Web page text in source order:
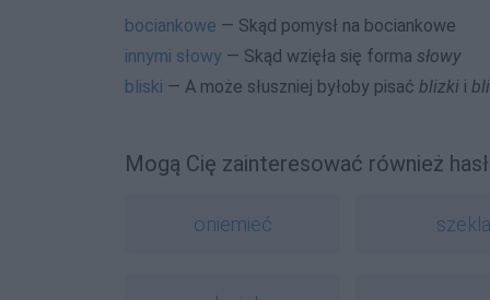
bociankowe — Skąd pomysł na bociankowe
innymi słowy — Skąd wzięła się forma słowy
bliski — A może słuszniej byłoby pisać blizki i
Mogą Cię zainteresować również
oniemieć szekla